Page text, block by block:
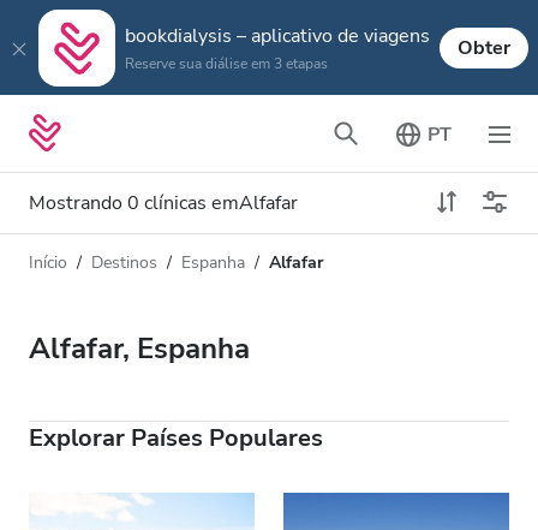
bookdialysis – aplicativo de viagens
Reserve sua diálise em 3 etapas
Obter
PT
Mostrando 0 clínicas emAlfafar
Tipo de Diálise
Todas Diálise
Diálise HDF
Aceita
Distância
Preço
Início Destinos Espanha Alfafar
Alfafar, Espanha
Explorar Países Populares